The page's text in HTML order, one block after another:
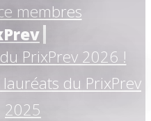
membres
PrixPrev 2026 !
du PrixPrev
2025